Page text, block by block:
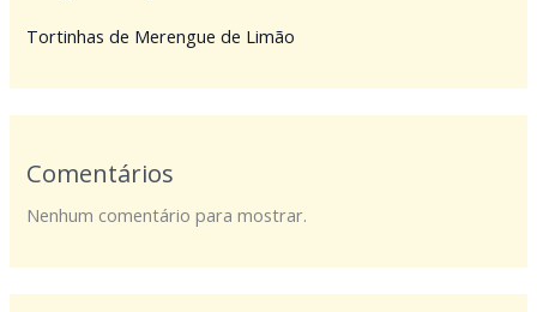
Tortinhas de Merengue de Limão
Comentários
Nenhum comentário para mostrar.